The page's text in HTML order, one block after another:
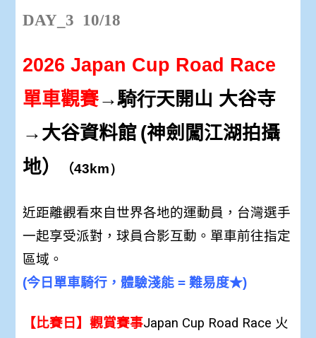
DAY_3 10/18
2026 Japan Cup Road Race
單車觀賽→騎行天開山 大谷寺
→ 大谷資料館 (神劍闖江湖拍攝
地）
（43km）
近距離觀看來自世界各地的運動員，台灣選手
一起享受派對，球員合影互動。單車前往指定
區域。
(今日單車騎行，體驗淺能 = 難易度★)
【比賽日】觀賞賽事Japan Cup Road Race 火